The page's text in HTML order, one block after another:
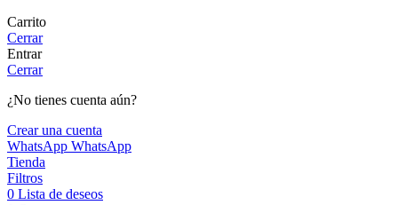
Carrito
Cerrar
Entrar
Cerrar
¿No tienes cuenta aún?
Crear una cuenta
WhatsApp WhatsApp
Tienda
Filtros
0 Lista de deseos